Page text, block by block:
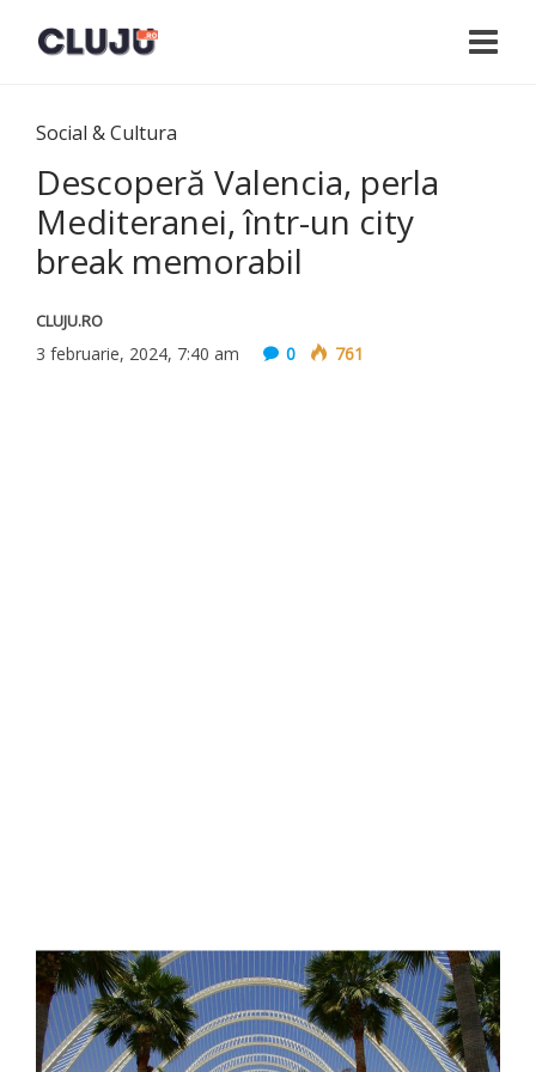
Social & Cultura
Descoperă Valencia, perla
Mediteranei, într-un city
break memorabil
CLUJU.RO
3 februarie, 2024, 7:40 am 0 761